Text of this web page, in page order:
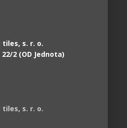
tiles, s. r. o.
2 (OD Jednota)
tiles, s. r. o.